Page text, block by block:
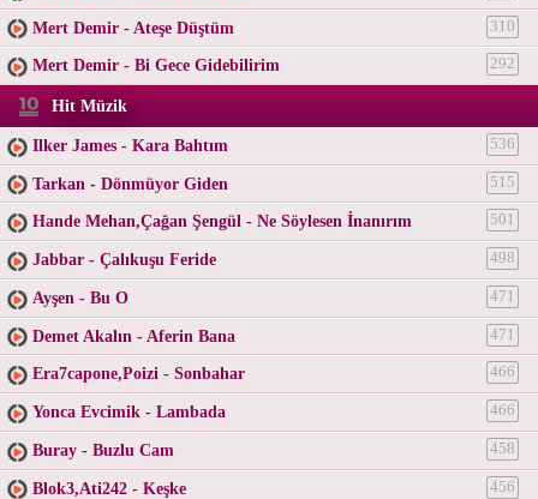
Mert Demir - Ateşe Düştüm 310
Mert Demir - Bi Gece Gidebilirim 292
Hit Müzik
Ilker James - Kara Bahtım 536
Tarkan - Dönmüyor Giden 515
Hande Mehan,Çağan Şengül - Ne Söylesen İnanırım 501
Jabbar - Çalıkuşu Feride 498
Ayşen - Bu O 471
Demet Akalın - Aferin Bana 471
Era7capone,Poizi - Sonbahar 466
Yonca Evcimik - Lambada 466
Buray - Buzlu Cam 458
Blok3,Ati242 - Keşke 456